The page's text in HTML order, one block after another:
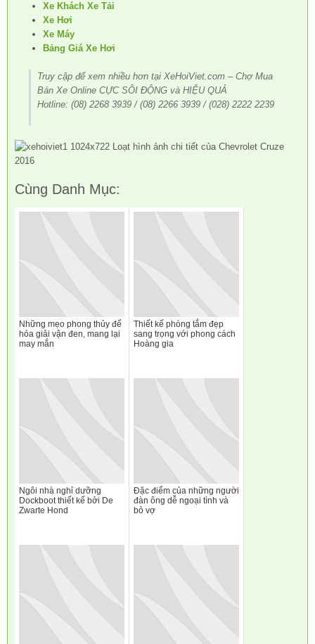
Xe Khách Xe Tải
Xe Hơi
Xe Máy
Bảng Giá Xe Hơi
Truy cập để xem nhiều hơn tại XeHoiViet.com – Chợ Mua
Bán Xe Online CỰC SÔI ĐỘNG và HIỆU QUẢ
Hotline: (08) 2268 3939 / (08) 2266 3939 / (028) 2222 2239
Cùng Danh Mục:
Những mẹo phong thủy để
hóa giải vận đen, mang lại
may mắn
Thiết kế phòng tắm đẹp
sang trọng với phong cách
Hoàng gia
Ngôi nhà nghỉ dưỡng
Dockboot thiết kế bởi De
Zwarte Hond
Đặc điểm của những người
đàn ông dễ ngoại tình và
bỏ vợ